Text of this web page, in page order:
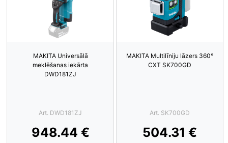
MAKITA Universālā
meklēšanas iekārta
DWD181ZJ
Art. DWD181ZJ
948.44 €
MAKITA Multilīniju lāzers 360°
CXT SK700GD
Art. SK700GD
504.31 €